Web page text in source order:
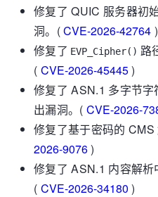
修复了 QUIC 服务器初
洞。(CVE-2026-42764 )
修复了 EVP_Cipher() 路
( CVE-2026-45445)
修复了 ASN.1 多字节
出漏洞。( CVE-2026-
修复了基于密码的
2026-9076)
修复了 ASN.1 内容解析
( CVE-2026-34180 )